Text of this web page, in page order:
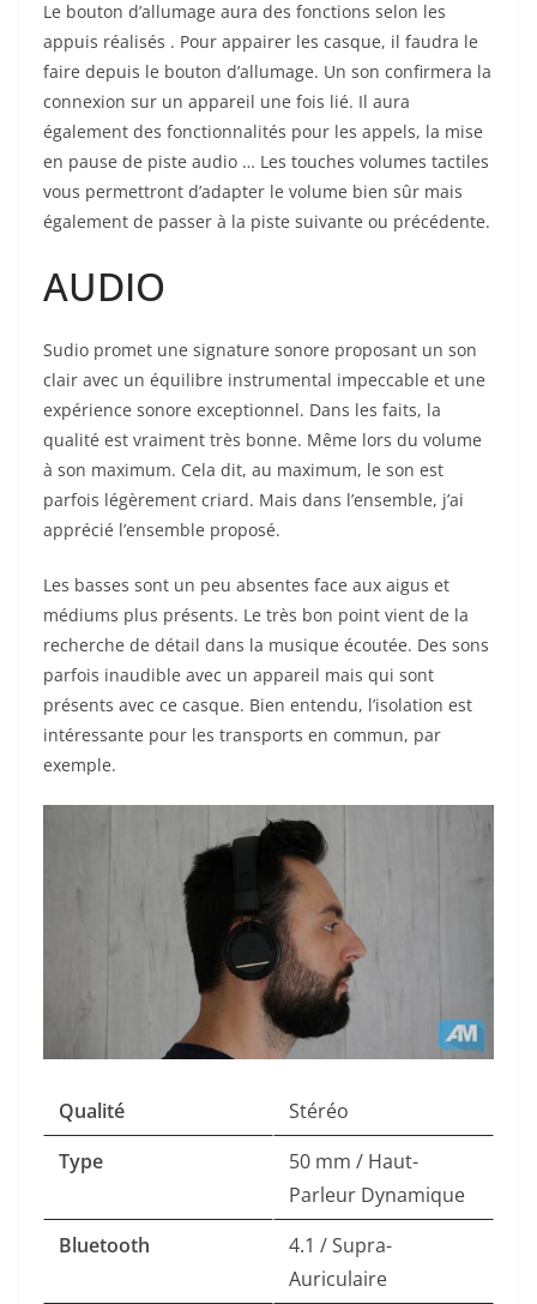
Le bouton d’allumage aura des fonctions selon les
appuis réalisés . Pour appairer les casque, il faudra le
faire depuis le bouton d’allumage. Un son confirmera la
connexion sur un appareil une fois lié. Il aura
également des fonctionnalités pour les appels, la mise
en pause de piste audio … Les touches volumes tactiles
vous permettront d’adapter le volume bien sûr mais
également de passer à la piste suivante ou précédente.
AUDIO
Sudio promet une signature sonore proposant un son
clair avec un équilibre instrumental impeccable et une
expérience sonore exceptionnel. Dans les faits, la
qualité est vraiment très bonne. Même lors du volume
à son maximum. Cela dit, au maximum, le son est
parfois légèrement criard. Mais dans l’ensemble, j’ai
apprécié l’ensemble proposé.
Les basses sont un peu absentes face aux aigus et
médiums plus présents. Le très bon point vient de la
recherche de détail dans la musique écoutée. Des sons
parfois inaudible avec un appareil mais qui sont
présents avec ce casque. Bien entendu, l’isolation est
intéressante pour les transports en commun, par
exemple.
Qualité
Stéréo
Type
50 mm / Haut-
Parleur Dynamique
Bluetooth
4.1 / Supra-
Auriculaire